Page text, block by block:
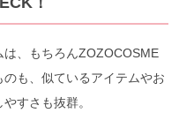
、もちろんZOZOCOSME
も、似ているアイテムやお
すさも抜群。